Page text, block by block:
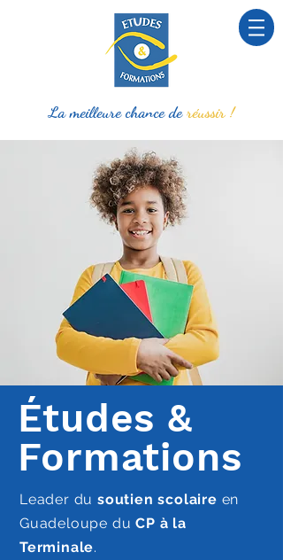
La meilleure chance deréussir !
Études &
Formations
Leader du soutien scolaire en
Guadeloupe duCP à la
Terminale.